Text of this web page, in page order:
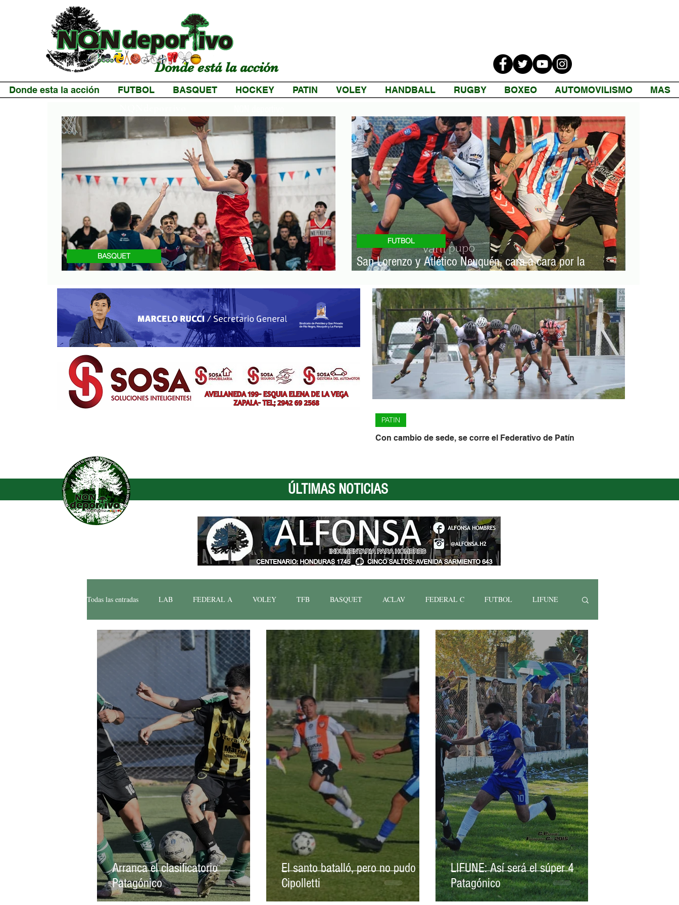
Donde está la acción
Donde esta la acción FUTBOL BASQUET HOCKEY PATIN VOLEY HANDBALL RUGBY BOXEO AUTOMOVILISMO MAS
BASQUET
San Lorenzo y Atlético Neuquén, cara a cara por la
FUTBOL
Con cambio de sede, se corre el Federativo de Patín
PATIN
ÚLTIMAS NOTICIAS
Todas las entradas LAB FEDERAL A VOLEY TFB BASQUET ACLAV FEDERAL C FUTBOL LIFUNE
FEDERAL B INTEGRACIÓN FBN COPA ARGENTINA HANDBALL. POLITICA DEPORTIVA NATACIÓN
PREMIOS PEHUEN ATLETISMO RUGBY BOXEO TAEKWONDO CUYANO LIGA FEMENINA
UNIÓN ALTO VALLE JUDO DISCAPACIDAD COMUNITARIO PATIN KARATE
Arranca el clasificatorio
Patagónico
El santo batalló, pero no pudo en
Cipolletti
LIFUNE: Así será el súper 4
Patagónico